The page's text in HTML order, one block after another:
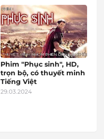
Phim "Phục sinh", HD,
trọn bộ, có thuyết minh
Tiếng Việt
29.03.2024